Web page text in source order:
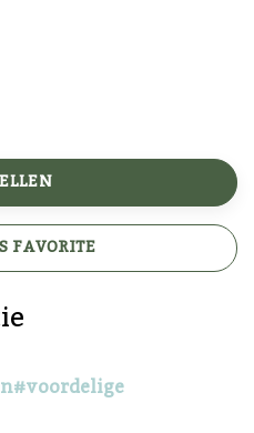
FAVORITE
#voordelige